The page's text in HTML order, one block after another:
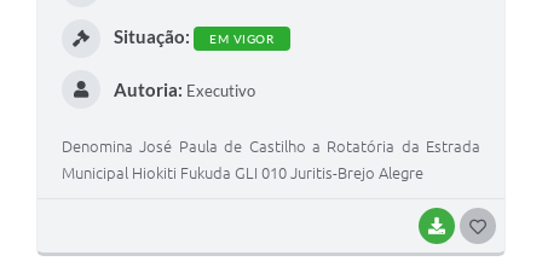
BAIXAR
Situação: EM VIGOR
Autoria: Executivo
Denomina José Paula de Castilho a Rotatória da Estrada
Municipal Hiokiti Fukuda GLI 010 Juritis-Brejo Alegre